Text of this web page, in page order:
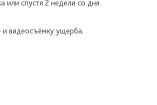
или спустя 2 недели со дня
видеосъёмку ущерба.